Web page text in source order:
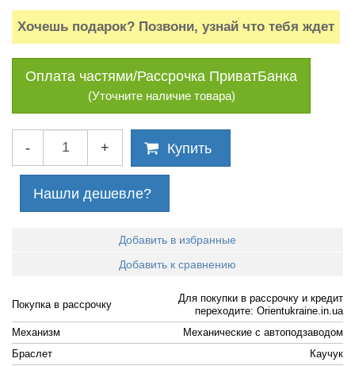
Хочешь подарок? Позвони, узнай что тебя ждет
Оплата частями/Рассрочка ПриватБанка
(Уточните наличие товара)
- + Купить
Нашли дешевле?
Добавить в избранные
Добавить к сравнению
Покупка в рассрочку
Для покупки в рассрочку и кредит
переходите: Orientukraine.in.ua
Механизм
Механические с автоподзаводом
Браслет
Каучук